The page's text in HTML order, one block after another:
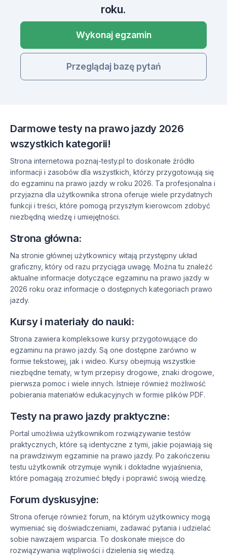
roku.
Wykonaj egzamin
Przeglądaj bazę pytań
Darmowe testy na prawo jazdy 2026
wszystkich kategorii!
Strona internetowa poznaj-testy.pl to doskonałe źródło
informacji i zasobów dla wszystkich, którzy przygotowują się
do egzaminu na prawo jazdy w roku 2026. Ta profesjonalna i
przyjazna dla użytkownika strona oferuje wiele przydatnych
funkcji i treści, które pomogą przyszłym kierowcom zdobyć
niezbędną wiedzę i umiejętności.
Strona główna:
Na stronie głównej użytkownicy witają przystępny układ
graficzny, który od razu przyciąga uwagę. Można tu znaleźć
aktualne informacje dotyczące egzaminu na prawo jazdy w
2026 roku oraz informacje o dostępnych kategoriach prawo
jazdy.
Kursy i materiały do nauki:
Strona zawiera kompleksowe kursy przygotowujące do
egzaminu na prawo jazdy. Są one dostępne zarówno w
formie tekstowej, jak i wideo. Kursy obejmują wszystkie
niezbędne tematy, w tym przepisy drogowe, znaki drogowe,
pierwsza pomoc i wiele innych. Istnieje również możliwość
pobierania materiałów edukacyjnych w formie plików PDF.
Testy na prawo jazdy praktyczne:
Portal umożliwia użytkownikom rozwiązywanie testów
praktycznych, które są identyczne z tymi, jakie pojawiają się
na prawdziwym egzaminie na prawo jazdy. Po zakończeniu
testu użytkownik otrzymuje wynik i dokładne wyjaśnienia,
które pomagają zrozumieć błędy i poprawić swoją wiedzę.
Forum dyskusyjne:
Strona oferuje również forum, na którym użytkownicy mogą
wymieniać się doświadczeniami, zadawać pytania i udzielać
sobie nawzajem wsparcia. To doskonałe miejsce do
rozwiązywania wątpliwości i dzielenia się wiedzą.